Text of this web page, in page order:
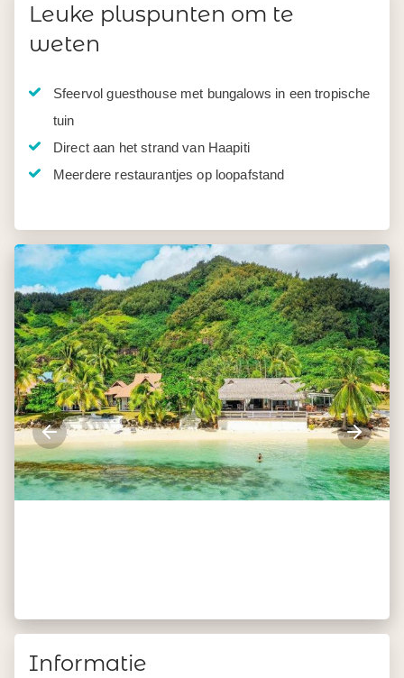
Leuke pluspunten om te
weten
Sfeervol guesthouse met bungalows in een tropische
tuin
Direct aan het strand van Haapiti
Meerdere restaurantjes op loopafstand
Informatie